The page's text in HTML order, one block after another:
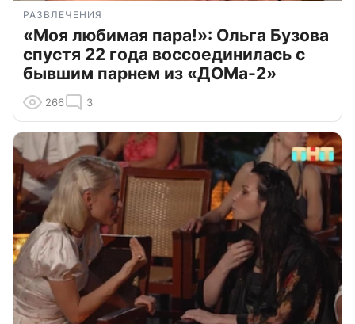
РАЗВЛЕЧЕНИЯ
«Моя любимая пара!»: Ольга Бузова
спустя 22 года воссоединилась с
бывшим парнем из «ДОМа-2»
266 3